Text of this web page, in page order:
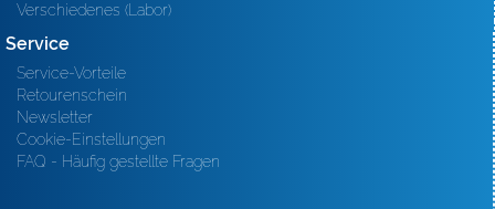
Verschiedenes (Labor)
Service
Service-Vorteile
Retourenschein
Newsletter
Cookie-Einstellungen
FAQ - Häufig gestellte Fragen